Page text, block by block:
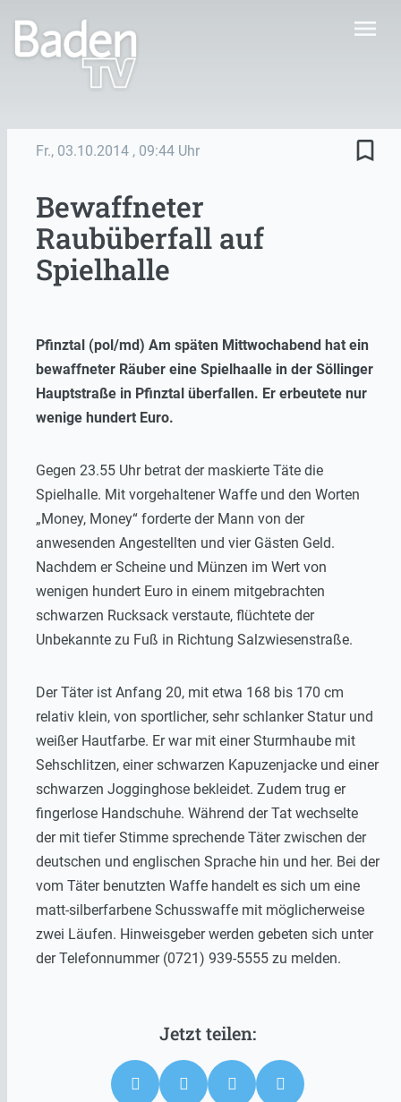
menu
Fr., 03.10.2014 , 09:44 Uhr bookmark_border
Bewaffneter
Raubüberfall auf
Spielhalle
Pfinztal (pol/md) Am späten Mittwochabend hat ein
bewaffneter Räuber eine Spielhaalle in der Söllinger
Hauptstraße in Pfinztal überfallen. Er erbeutete nur
wenige hundert Euro.
Gegen 23.55 Uhr betrat der maskierte Täte die
Spielhalle. Mit vorgehaltener Waffe und den Worten
„Money, Money“ forderte der Mann von der
anwesenden Angestellten und vier Gästen Geld.
Nachdem er Scheine und Münzen im Wert von
wenigen hundert Euro in einem mitgebrachten
schwarzen Rucksack verstaute, flüchtete der
Unbekannte zu Fuß in Richtung Salzwiesenstraße.
Der Täter ist Anfang 20, mit etwa 168 bis 170 cm
relativ klein, von sportlicher, sehr schlanker Statur und
weißer Hautfarbe. Er war mit einer Sturmhaube mit
Sehschlitzen, einer schwarzen Kapuzenjacke und einer
schwarzen Jogginghose bekleidet. Zudem trug er
fingerlose Handschuhe. Während der Tat wechselte
der mit tiefer Stimme sprechende Täter zwischen der
deutschen und englischen Sprache hin und her. Bei der
vom Täter benutzten Waffe handelt es sich um eine
matt-silberfarbene Schusswaffe mit möglicherweise
zwei Läufen. Hinweisgeber werden gebeten sich unter
der Telefonnummer (0721) 939-5555 zu melden.